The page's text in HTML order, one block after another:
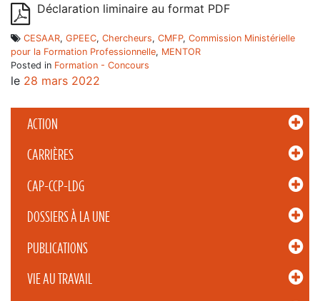
ACTION
CARRIÈRES
CAP-CCP-LDG
DOSSIERS À LA UNE
PUBLICATIONS
VIE AU TRAVAIL
Déclaration liminaire au format PDF
CESAAR, GPEEC, Chercheurs, CMFP, Commission Ministérielle
pour la Formation Professionnelle, MENTOR
Posted in Formation - Concours
le 28 mars 2022